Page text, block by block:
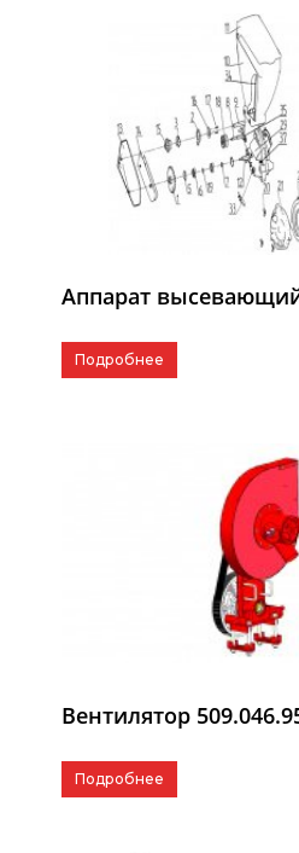
Аппарат
Подробнее
Вентилятор
Подробнее